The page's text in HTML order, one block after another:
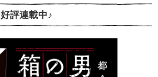
好評連載中♪